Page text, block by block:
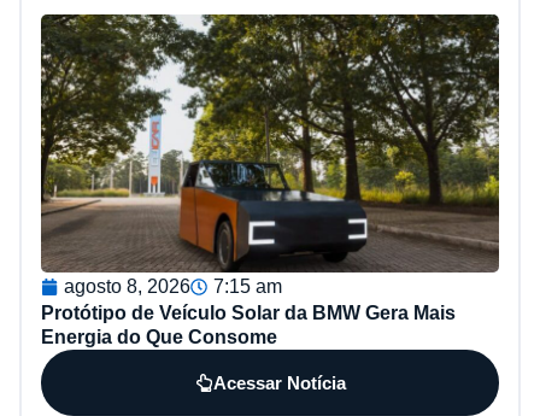
agosto 8, 2026
7:15 am
Protótipo de Veículo Solar da BMW Gera Mais
Energia do Que Consome
Acessar Notícia